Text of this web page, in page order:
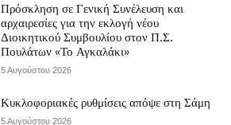
Πρόσκληση σε Γενική Συνέλευση και
αρχαιρεσίες για την εκλογή νέου
Διοικητικού Συμβουλίου στον Π.Σ.
Πουλάτων «Το Αγκαλάκι»
5 Αυγούστου 2026
Κυκλοφοριακές ρυθμίσεις απόψε στη Σάμη
5 Αυγούστου 2026